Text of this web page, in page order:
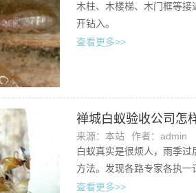
木柱、木楼梯、木门框等
开钻入。
查看更多>>
禅城白蚁验收公司怎
来源：本站 作者：admin
白蚁真实是很烦人，雨季
方法。发现各路专家各执一
查看更多>>